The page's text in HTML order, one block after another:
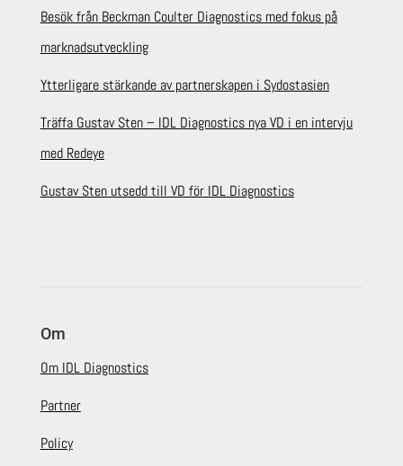
Besök från Beckman Coulter Diagnostics med fokus på
marknadsutveckling
Ytterligare stärkande av partnerskapen i Sydostasien
Träffa Gustav Sten – IDL Diagnostics nya VD i en intervju
med Redeye
Gustav Sten utsedd till VD för IDL Diagnostics
Om
Om IDL Diagnostics
Partner
Policy